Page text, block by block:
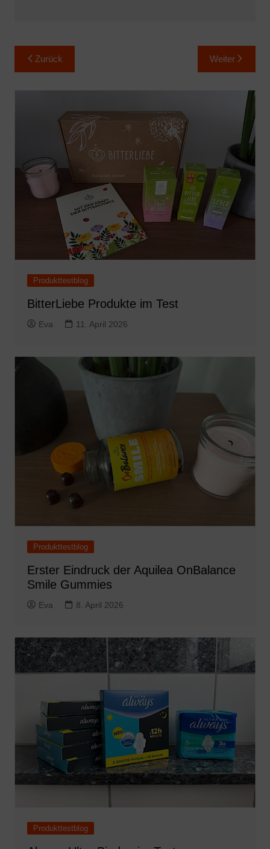
Beitragsnavigation
Zurück Weiter
Produkttestblog
BitterLiebe Produkte im Test
Eva 11. April 2026
Produkttestblog
Erster Eindruck der Aquilea OnBalance
Smile Gummies
Eva 8. April 2026
Produkttestblog